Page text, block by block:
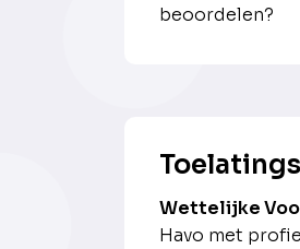
beoordelen?
Wettelijke
Havo met